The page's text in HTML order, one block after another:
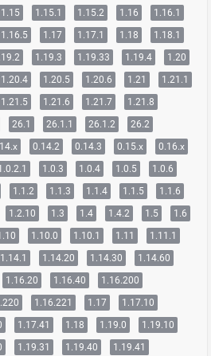
1.15 1.15.1 1.15.2 1.16
1.16.1
1.16.5 1.17 1.17.1 1.18
1.18.1
1.19.3 1.19.33 1.19.4
1.20
1.20.4 1.20.5 1.20.6 1.21
1.21.1
1.21.5 1.21.6 1.21.7
1.21.8
26.1 26.1.1 26.1.2 26.2
0.14.2 0.14.3 0.15.x
0.16.x
1.0.3 1.0.4 1.0.5
1.0.6
1.1.2 1.1.3 1.1.4 1.1.5
1.1.6
1.2.10 1.3 1.4 1.4.2 1.5
1.6
1.10.0 1.10.1 1.11
1.11.1
1.14.1 1.14.20 1.14.30
1.14.60
1.16.20 1.16.40
1.16.200
1.16.221 1.17
1.17.10
1.17.41 1.18 1.19.0
1.19.10
1.19.31 1.19.40
1.19.41